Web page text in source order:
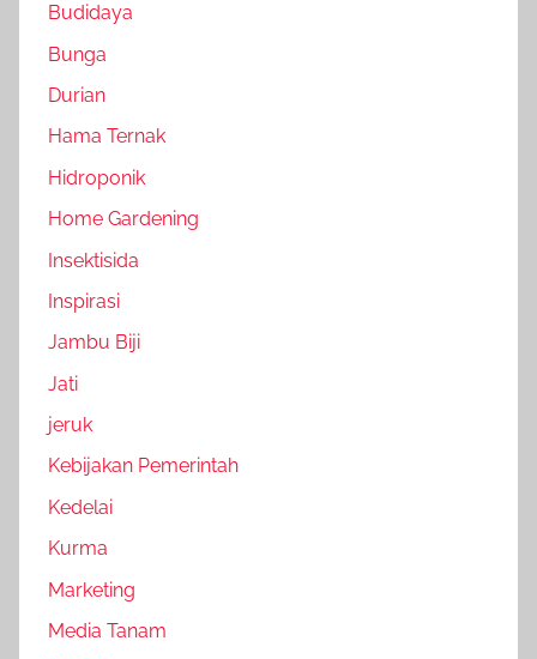
Budidaya
Bunga
Durian
Hama Ternak
Hidroponik
Home Gardening
Insektisida
Inspirasi
Jambu Biji
Jati
jeruk
Kebijakan Pemerintah
Kedelai
Kurma
Marketing
Media Tanam